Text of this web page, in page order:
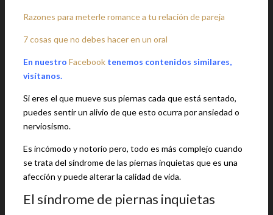
Razones para meterle romance a tu relación de pareja
7 cosas que no debes hacer en un oral
En nuestro Facebook tenemos contenidos similares,
visítanos.
Si eres el que mueve sus piernas cada que está sentado,
puedes sentir un alivio de que esto ocurra por ansiedad o
nerviosismo.
Es incómodo y notorio pero, todo es más complejo cuando
se trata del síndrome de las piernas inquietas que es una
afección y puede alterar la calidad de vida.
El síndrome de piernas inquietas